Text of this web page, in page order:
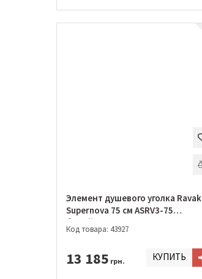
Элемент душевого уголка Ravak
Supernova 75 см ASRV3-75
белый+GRAPE
Код товара: 43927
13 185 грн. КУПИТЬ